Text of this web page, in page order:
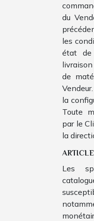
du
les
état de
de
la
Toute
par le
la
Les